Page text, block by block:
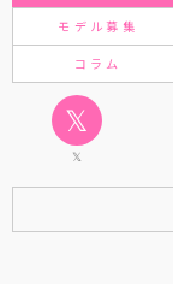
モデル募集
コラム
𝕏
𝕏